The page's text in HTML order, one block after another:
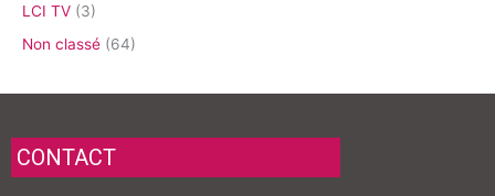
LCI TV (3)
Non classé (64)
CONTACT